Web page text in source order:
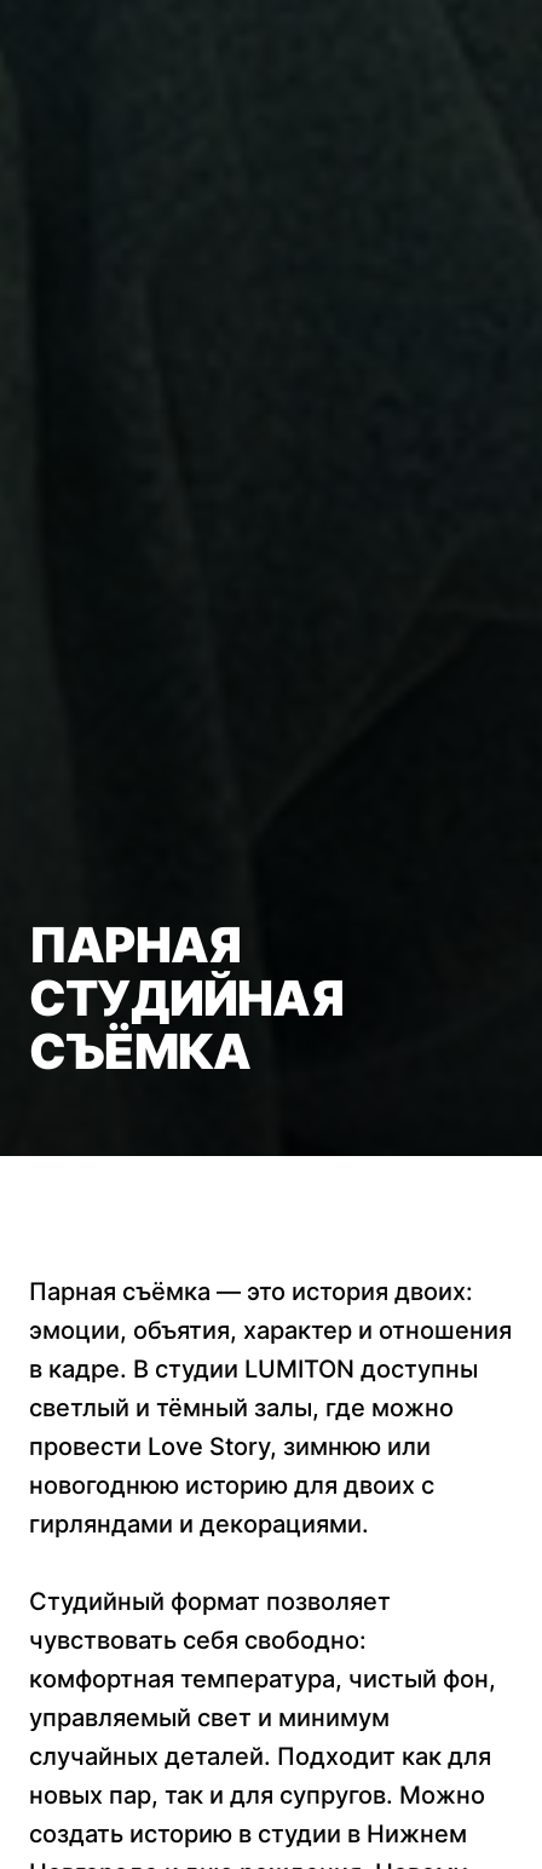
ПАРНАЯ
СТУДИЙНАЯ
СЪЁМКА
Парная съёмка — это история двоих:
эмоции, объятия, характер и отношения
в кадре. В студии LUMITON доступны
светлый и тёмный залы, где можно
провести Love Story, зимнюю или
новогоднюю историю для двоих с
гирляндами и декорациями.
Студийный формат позволяет
чувствовать себя свободно:
комфортная температура, чистый фон,
управляемый свет и минимум
случайных деталей. Подходит как для
новых пар, так и для супругов. Можно
создать историю в студии в Нижнем